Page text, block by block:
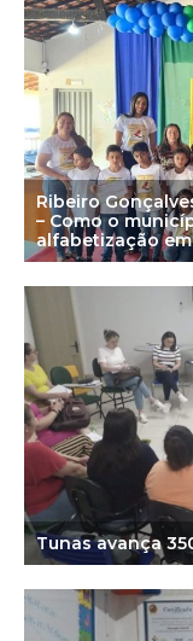
Ribeiro
– Como o
alfabetização
do Instituto Alfa
Tunas avança